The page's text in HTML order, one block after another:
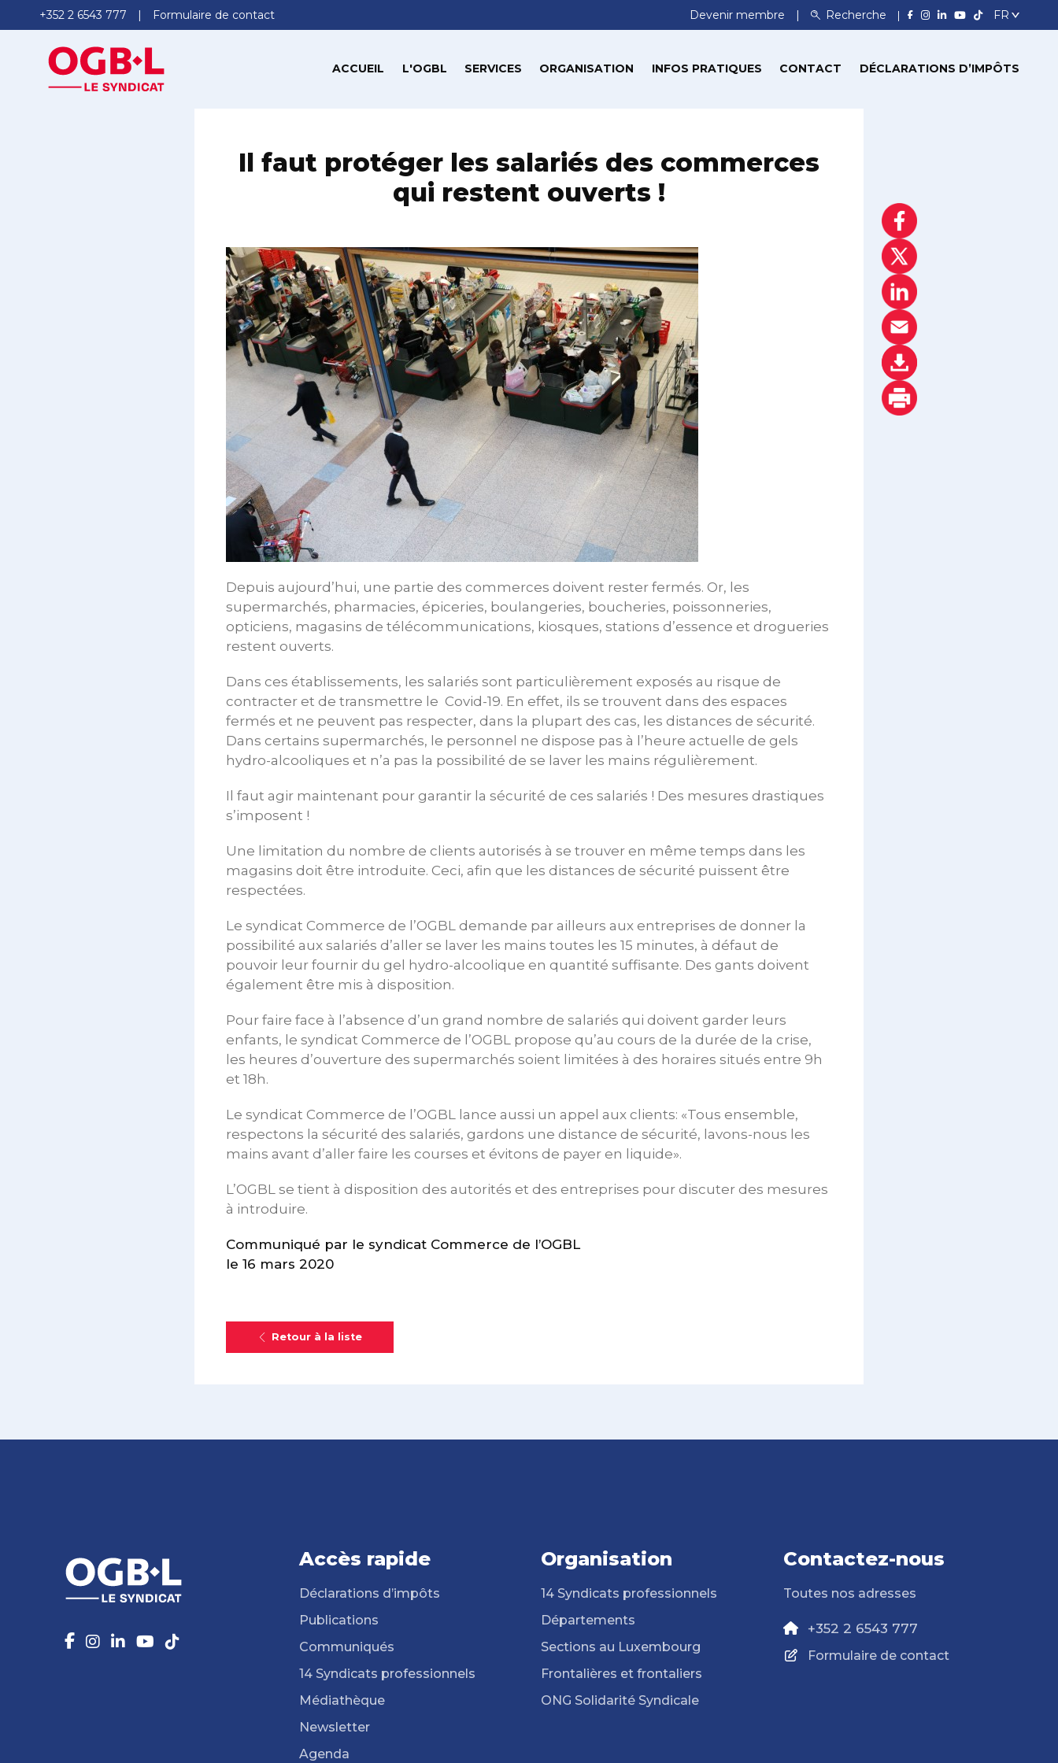
+352 2 6543 777 Formulaire de contact Devenir membre Recherche
ACCUEIL L'OGBL SERVICES ORGANISATION INFOS PRATIQUES CONTACT DÉCLARATIONS D’IMPÔTS
Il faut protéger les salariés des commerces
qui restent ouverts !
Depuis aujourd’hui, une partie des commerces doivent rester fermés. Or, les
supermarchés, pharmacies, épiceries, boulangeries, boucheries, poissonneries,
opticiens, magasins de télécommunications, kiosques, stations d’essence et drogueries
restent ouverts.
Dans ces établissements, les salariés sont particulièrement exposés au risque de
contracter et de transmettre le Covid-19. En effet, ils se trouvent dans des espaces
fermés et ne peuvent pas respecter, dans la plupart des cas, les distances de sécurité.
Dans certains supermarchés, le personnel ne dispose pas à l’heure actuelle de gels
hydro-alcooliques et n’a pas la possibilité de se laver les mains régulièrement.
Il faut agir maintenant pour garantir la sécurité de ces salariés ! Des mesures drastiques
s’imposent !
Une limitation du nombre de clients autorisés à se trouver en même temps dans les
magasins doit être introduite. Ceci, afin que les distances de sécurité puissent être
respectées.
Le syndicat Commerce de l’OGBL demande par ailleurs aux entreprises de donner la
possibilité aux salariés d’aller se laver les mains toutes les 15 minutes, à défaut de
pouvoir leur fournir du gel hydro-alcoolique en quantité suffisante. Des gants doivent
également être mis à disposition.
Pour faire face à l’absence d’un grand nombre de salariés qui doivent garder leurs
enfants, le syndicat Commerce de l’OGBL propose qu’au cours de la durée de la crise,
les heures d’ouverture des supermarchés soient limitées à des horaires situés entre 9h
et 18h.
Le syndicat Commerce de l’OGBL lance aussi un appel aux clients: «Tous ensemble,
respectons la sécurité des salariés, gardons une distance de sécurité, lavons-nous les
mains avant d’aller faire les courses et évitons de payer en liquide».
L’OGBL se tient à disposition des autorités et des entreprises pour discuter des mesures
à introduire.
Communiqué par le syndicat Commerce de l’OGBL
le 16 mars 2020
Retour à la liste
Accès rapide
Déclarations d’impôts
Publications
Communiqués
14 Syndicats professionnels
Médiathèque
Newsletter
Agenda
Organisation
14 Syndicats professionnels
Départements
Sections au Luxembourg
Frontalières et frontaliers
ONG Solidarité Syndicale
Contactez-nous
Toutes nos adresses
+352 2 6543 777
Formulaire de contact